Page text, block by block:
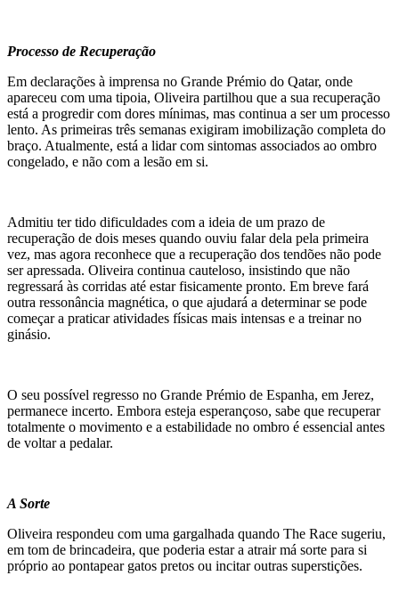
Processo de Recuperação
Em declarações à imprensa no Grande Prémio do Qatar, onde
apareceu com uma tipoia, Oliveira partilhou que a sua recuperação
está a progredir com dores mínimas, mas continua a ser um processo
lento. As primeiras três semanas exigiram imobilização completa do
braço. Atualmente, está a lidar com sintomas associados ao ombro
congelado, e não com a lesão em si.
Admitiu ter tido dificuldades com a ideia de um prazo de
recuperação de dois meses quando ouviu falar dela pela primeira
vez, mas agora reconhece que a recuperação dos tendões não pode
ser apressada. Oliveira continua cauteloso, insistindo que não
regressará às corridas até estar fisicamente pronto. Em breve fará
outra ressonância magnética, o que ajudará a determinar se pode
começar a praticar atividades físicas mais intensas e a treinar no
ginásio.
O seu possível regresso no Grande Prémio de Espanha, em Jerez,
permanece incerto. Embora esteja esperançoso, sabe que recuperar
totalmente o movimento e a estabilidade no ombro é essencial antes
de voltar a pedalar.
A Sorte
Oliveira respondeu com uma gargalhada quando The Race sugeriu,
em tom de brincadeira, que poderia estar a atrair má sorte para si
próprio ao pontapear gatos pretos ou incitar outras superstições.